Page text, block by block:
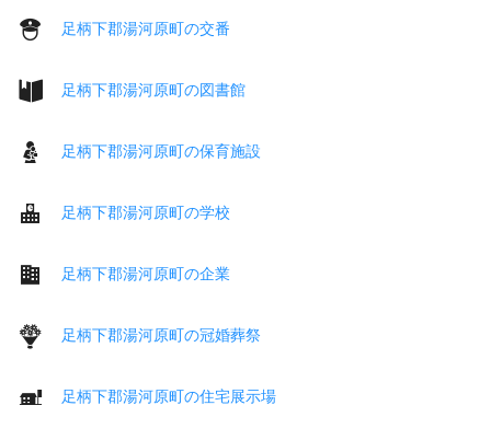
足柄下郡湯河原町の交番
足柄下郡湯河原町の図書館
足柄下郡湯河原町の保育施設
足柄下郡湯河原町の学校
足柄下郡湯河原町の企業
足柄下郡湯河原町の冠婚葬祭
足柄下郡湯河原町の住宅展示場